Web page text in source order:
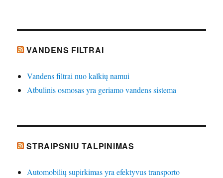
VANDENS FILTRAI
Vandens filtrai nuo kalkių namui
Atbulinis osmosas yra geriamo vandens sistema
STRAIPSNIU TALPINIMAS
Automobilių supirkimas yra efektyvus transporto